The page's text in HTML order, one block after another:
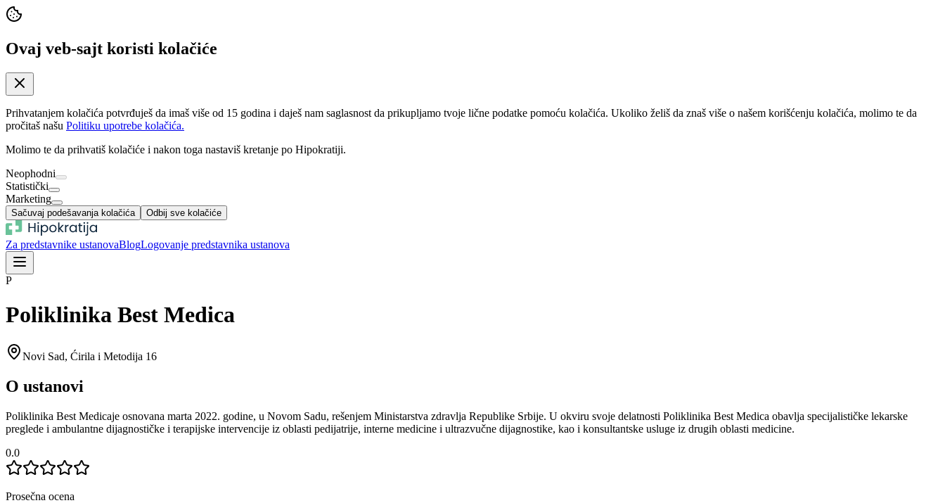
Ovaj veb-sajt koristi kolačiće
Prihvatanjem kolačića potvrđuješ da imaš više od 15 godina i daješ nam saglasnost da prikupljamo tvoje lične podatke pomoću kolačića. Ukoliko želiš da znaš više o našem korišćenju kolačića, molimo te da
pročitaš našu Politiku upotrebe kolačića.
Molimo te da prihvatiš kolačiće i nakon toga nastaviš kretanje po Hipokratiji.
Neophodni
Statistički
Marketing
Sačuvaj podešavanja kolačića Odbij sve kolačiće
Za predstavnike ustanovaBlogLogovanje predstavnika ustanova
P
Poliklinika Best Medica
Novi Sad, Ćirila i Metodija 16
O ustanovi
Poliklinika Best Medicaje osnovana marta 2022. godine, u Novom Sadu, rešenjem Ministarstva zdravlja Republike Srbije. U okviru svoje delatnosti Poliklinika Best Medica obavlja specijalističke lekarske
preglede i ambulantne dijagnostičke i terapijske intervencije iz oblasti pedijatrije, interne medicine i ultrazvučne dijagnostike, kao i konsultantske usluge iz drugih oblasti medicine.
0.0
Prosečna ocena